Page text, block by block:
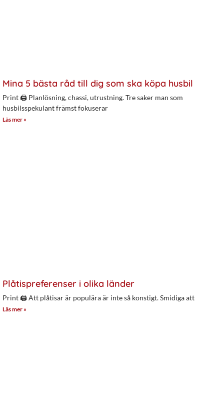
Mina 5 bästa råd till dig som ska köpa husbil
Print 🖨 Planlösning, chassi, utrustning. Tre saker man som
husbilsspekulant främst fokuserar
Läs mer »
Plåtispreferenser i olika länder
Print 🖨 Att plåtisar är populära är inte så konstigt. Smidiga att
Läs mer »